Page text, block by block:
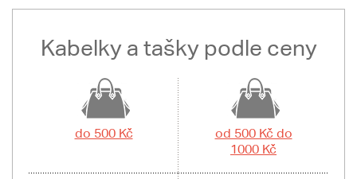
Kabelky a tašky podle ceny
do 500 Kč
od 500 Kč do
1000 Kč